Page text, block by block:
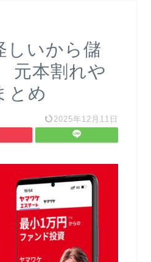
しいから儲
元本割れや
とめ
2025年12月11日